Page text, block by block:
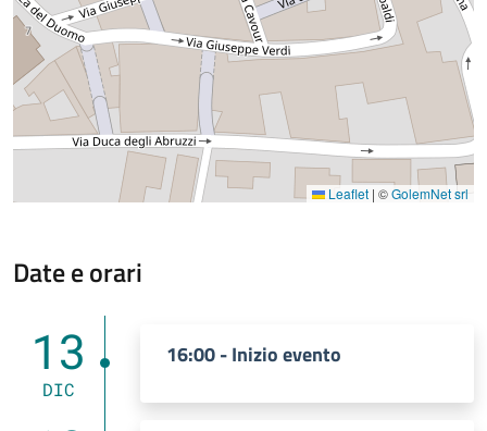
Leaflet | ©GolemNet srl
Date e orari
13
DIC
16:00 - Inizio evento